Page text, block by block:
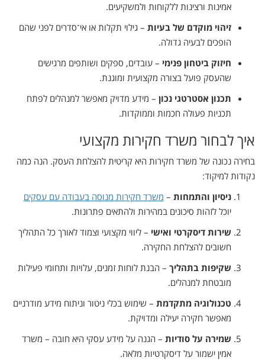
אמינות ורצינות ללקוחות ולמשקיעים.
זיהוי מוקדם של בעיות – גילוי תקלות או אי־סדרים לפני שהם
הופכים לבעיה גדולה.
חיזוק ביטחון פנימי – עובדים, ספקים ושותפים מרגישים
שהעסק פועל בצורה מקצועית ומוגנת.
תכנון אסטרטגי נכון – מידע מדויק מאפשר למנהלים לפתח
תכניות פעולה חכמות וממוקדות.
איך לבחור משרד חקירות מקצועי
בחירה נכונה של משרד חקירות היא קריטית להצלחת העסק. הנה כמה
נקודות למיקוד:
ניסיון והתמחות – משרד חקירות מנוסה בעבודה עם עסקים
יוכל לזהות סיכונים במהירות ולהתאים פתרונות.
שירות דיסקרטי ואישי – ליווי מקצועי וצמוד לאורך כל התהליך
חשובים להצלחת החקירה.
שקיפות בתהליך – הבנת לוחות זמנים, עלויות ותחומי פעילות
מובטחת למנהלים.
טכנולוגיה מתקדמת – שימוש בכלי ניטור וניתוח מידע מודרניים
מאפשר חקירה יעילה ומדויקת.
שמירה על סודיות – הגנה על מידע עסקי היא חובה – משרד
אמין ישמור על דיסקרטיות מלאה.